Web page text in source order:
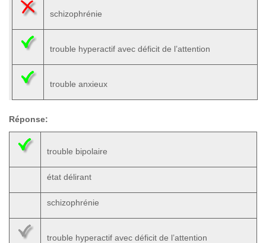
schizophrénie
trouble hyperactif avec déficit de l’attention
trouble anxieux
Réponse:
trouble bipolaire
état délirant
schizophrénie
trouble hyperactif avec déficit de l’attention